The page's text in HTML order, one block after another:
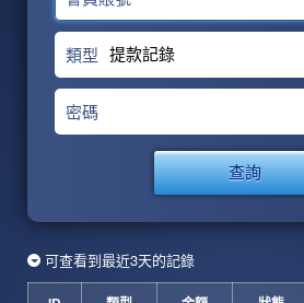
類型
密碼
查詢
可查看到最近3天的記錄